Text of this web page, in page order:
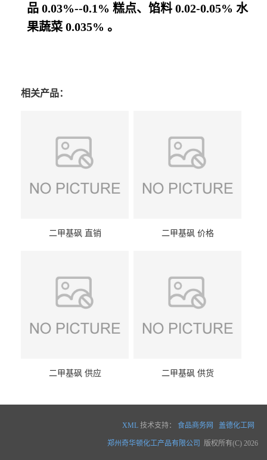
品 0.03%--0.1% 糕点、馅料 0.02-0.05% 水
果蔬菜 0.035% 。
相关产品：
二甲基砜 直销 二甲基砜 价格
二甲基砜 供应 二甲基砜 供货
XML 技术支持： 食品商务网 盖德化工网
郑州奇华顿化工产品有限公司 版权所有(C) 2026